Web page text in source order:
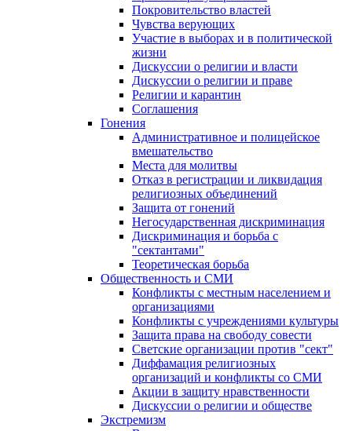
Покровительство властей
Чувства верующих
Участие в выборах и в политической
жизни
Дискуссии о религии и власти
Дискуссии о религии и праве
Религии и карантин
Соглашения
Гонения
Административное и полицейское
вмешательство
Места для молитвы
Отказ в регистрации и ликвидация
религиозных объединений
Защита от гонений
Негосударственная дискриминация
Дискриминация и борьба с
"сектантами"
Теоретическая борьба
Общественность и СМИ
Конфликты с местным населением и
организациями
Конфликты с учреждениями культуры
Защита права на свободу совести
Светские организации против "сект"
Диффамация религиозных
организаций и конфликты со СМИ
Акции в защиту нравственности
Дискуссии о религии и обществе
Экстремизм